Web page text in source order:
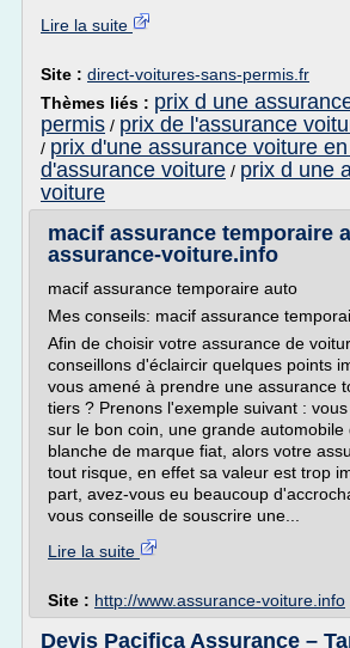
Lire la suite
Site : direct-voitures-sans-permis.fr
Thèmes liés : prix d une
permis / prix de l'assurance
/ prix d'une assurance voiture
d'assurance voiture / prix d une
voiture
macif assurance temporaire
assurance-voiture.info
macif assurance temporaire auto
Mes conseils: macif assurance
Afin de choisir votre assurance de
conseillons d'éclaircir quelques points
vous amené à prendre une assurance
tiers ? Prenons l'exemple suivant :
sur le bon coin, une grande automobile
blanche de marque fiat, alors votre
tout risque, en effet sa valeur est trop
part, avez-vous eu beaucoup
vous conseille de souscrire une...
Lire la suite
Site : http://www.assurance-voiture.info
Devis Pacifica Assurance –